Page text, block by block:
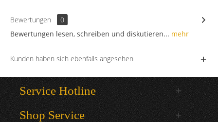
Bewertungen
0
Bewertungen lesen, schreiben und diskutieren... mehr
Kunden haben sich ebenfalls angesehen
Service Hotline
Shop Service